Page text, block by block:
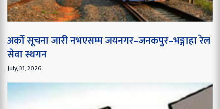
अर्को सूचना जारी नभएसम्म जयनगर–जनकपुर–भङ्गाहा रेल
सेवा स्थगन
July, 31, 2026